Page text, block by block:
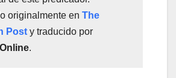
originalmente en The
Post y traducido por
.